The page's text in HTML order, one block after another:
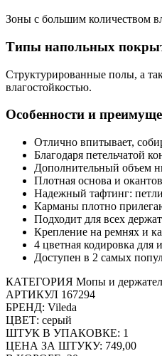
Зоны с большим количеством
Типы напольных
Структурированные полы, а
влагостойкостью.
Особенности и
Отлично впитывает,
Благодаря петельчатой
Дополнительный объем
Плотная основа и
Надежный тафтинг:
Карманы плотно
Подходит для всех
Крепление на ремнях и
4 цветная кодировка для
Доступен в 2 самых
КАТЕГОРИЯ Мопы и
АРТИКУЛ 167294
БРЕНД: Vileda
ЦВЕТ: серый
ШТУК В УПАКОВКЕ: 1
ЦЕНА ЗА ШТУКУ: 749,00